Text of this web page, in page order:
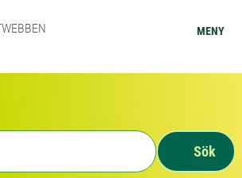
MENY
Sök